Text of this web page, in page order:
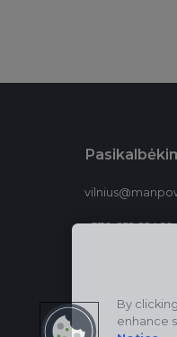
+370 659 22460
By
enhance